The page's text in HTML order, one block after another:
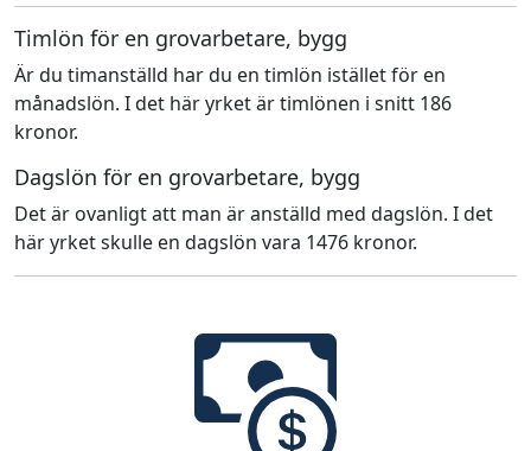
Timlön för en grovarbetare, bygg
Är du timanställd har du en timlön istället för en
månadslön. I det här yrket är timlönen i snitt 186
kronor.
Dagslön för en grovarbetare, bygg
Det är ovanligt att man är anställd med dagslön. I det
här yrket skulle en dagslön vara 1476 kronor.